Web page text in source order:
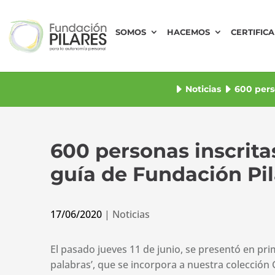
SOMOS HACEMOS
Noticias 600
600 personas
guía de Fundación
17/06/2020 | Noticias
El pasado jueves 11 de junio, se presentó en
palabras’, que se incorpora a nuestra colección